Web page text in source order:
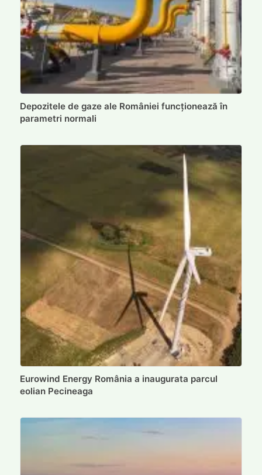
Depozitele de gaze ale României funcționează în
parametri normali
Eurowind Energy România a inaugurata parcul
eolian Pecineaga